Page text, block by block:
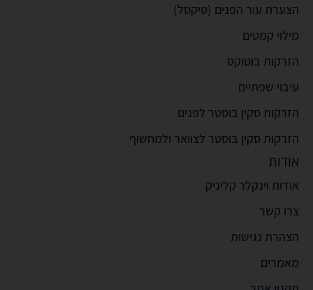
הצערת עור הפנים (טיקסל)
מילוי קמטים
הזרקות בוטוקס
עיבוי שפתיים
הזרקות סקין בוסטר לפנים
הזרקות סקין בוסטר לצוואר ולמחשוף
אודות
אודות וינקלר קליניק
צרו קשר
הצהרת נגישות
מאמרים